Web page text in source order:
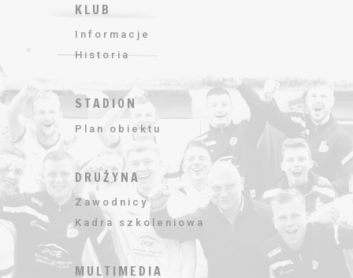
KLUB
Informacje
Historia
STADION
Plan obiektu
DRUŻYNA
Zawodnicy
Kadra szkoleniowa
MULTIMEDIA